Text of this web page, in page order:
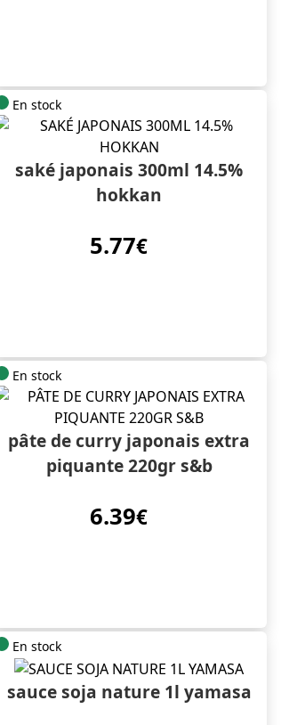
En stock
saké japonais 300ml 14.5%
hokkan
5.77€
En stock
pâte de curry japonais extra
piquante 220gr s&b
6.39€
En stock
sauce soja nature 1l yamasa